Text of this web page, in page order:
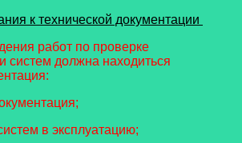
к технической документации
работ по проверке
систем должна находиться
в эксплуатацию;